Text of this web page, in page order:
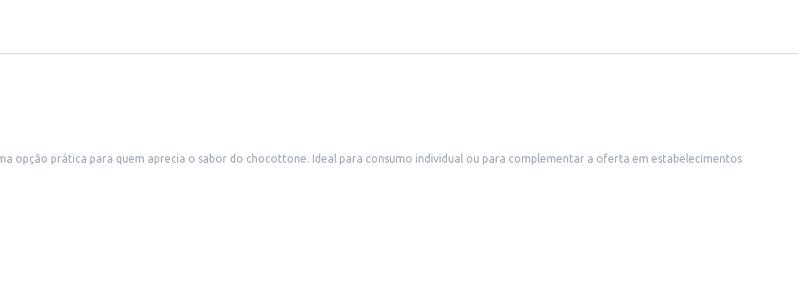
opção prática para quem aprecia o sabor do chocottone. Ideal para consumo individual ou para complementar a oferta em estabelecimentos
um produto de qualidade para consumo próprio ou para oferecer aos seus clientes.